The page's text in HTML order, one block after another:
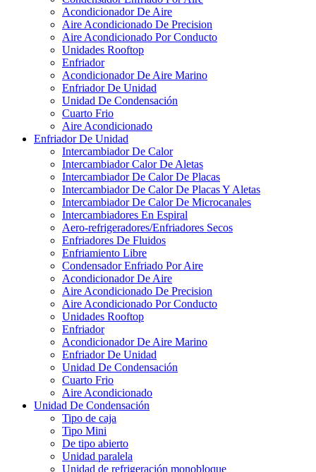
Acondicionador De Aire
Aire Acondicionado De Precision
Aire Acondicionado Por Conducto
Unidades Rooftop
Enfriador
Acondicionador De Aire Marino
Enfriador De Unidad
Unidad De Condensación
Cuarto Frio
Aire Acondicionado
Enfriador De Unidad
Intercambiador De Calor
Intercambiador Calor De Aletas
Intercambiador De Calor De Placas
Intercambiador De Calor De Placas Y Aletas
Intercambiador De Calor De Microcanales
Intercambiadores En Espiral
Aero-refrigeradores/Enfriadores Secos
Enfriadores De Fluidos
Enfriamiento Libre
Condensador Enfriado Por Aire
Acondicionador De Aire
Aire Acondicionado De Precision
Aire Acondicionado Por Conducto
Unidades Rooftop
Enfriador
Acondicionador De Aire Marino
Enfriador De Unidad
Unidad De Condensación
Cuarto Frio
Aire Acondicionado
Unidad De Condensación
Tipo de caja
Tipo Mini
De tipo abierto
Unidad paralela
Unidad de refrigeración monobloque